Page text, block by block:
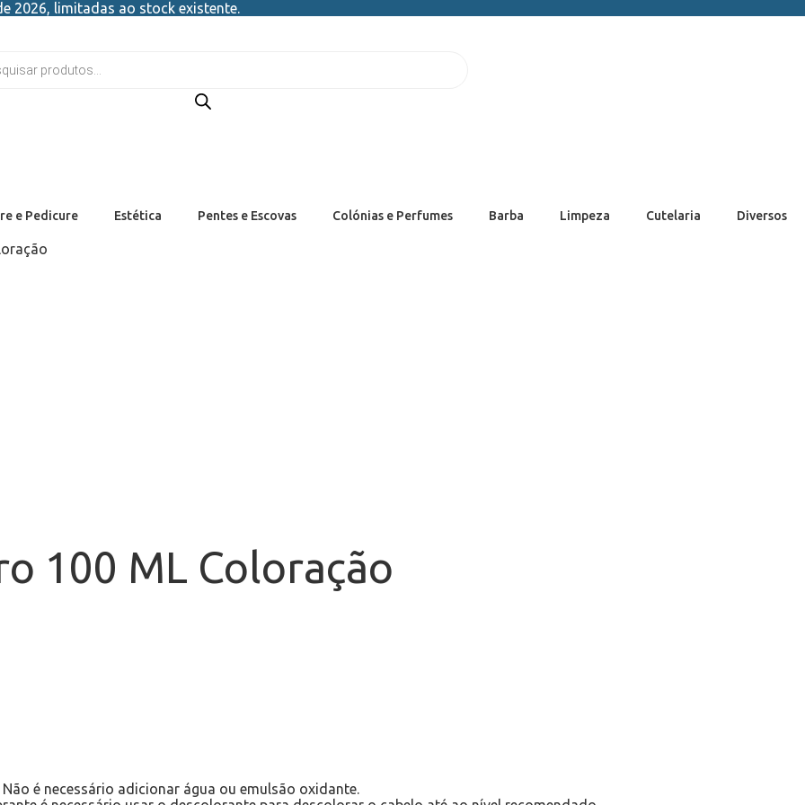
2026, limitadas ao stock existente.
e Pedicure Estética Pentes e Escovas Colónias e Perfumes Barba Limpeza Cutelaria Diversos
100 ML Coloração
é necessário adicionar água ou emulsão oxidante.